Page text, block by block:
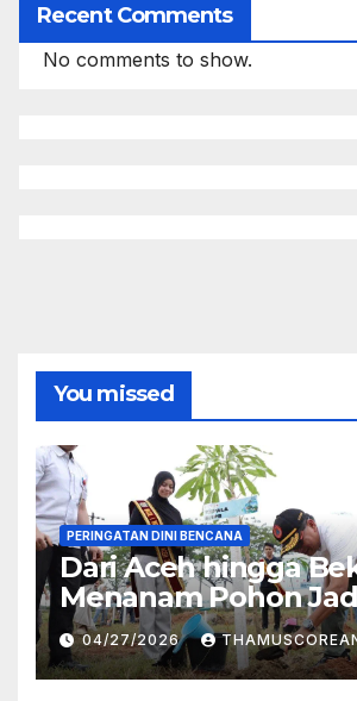
Recent Comments
No comments to show.
You missed
PERINGATAN DINI BENCANA
Dari Aceh hingga
Menanam Pohon
Redam Bencana
04/27/2026